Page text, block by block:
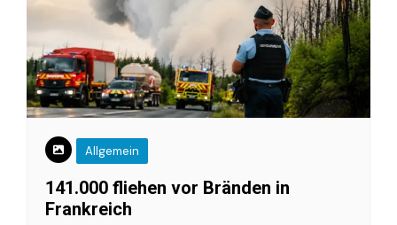
Allgemein
141.000 fliehen vor Bränden in
Frankreich